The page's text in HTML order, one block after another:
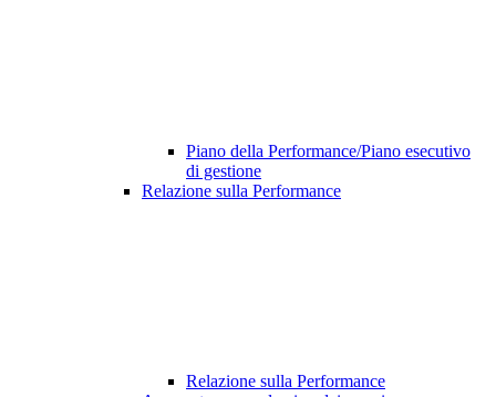
Piano della Performance/Piano esecutivo
di gestione
Relazione sulla Performance
Relazione sulla Performance